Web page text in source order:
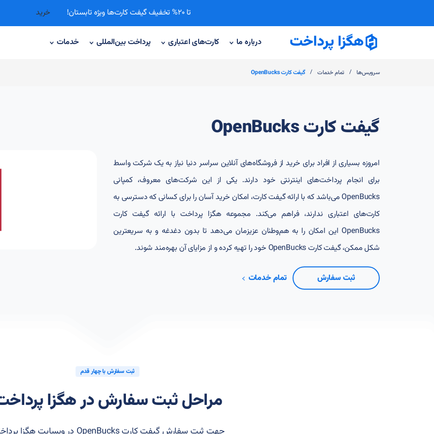
تا 20% تخفیف گیفت کارت‌ها ویژه تابستان! خرید
درباره ما کارت‌های اعتباری پرداخت‌ بین‌المللی خدمات
سرویس‌ها / تمام خدمات / گیفت کارت OpenBucks
گیفت کارت OpenBucks
امروزه بسیاری از افراد برای خرید از فروشگاه‌های آنلاین سراسر دنیا نیاز به یک شرکت واسط
برای انجام پرداخت‌های اینترنتی خود دارند. یکی از این شرکت‌های معروف، کمپانی
OpenBucks می‌باشد که با ارائه گیفت کارت، امکان خرید آسان را برای کسانی که دسترسی به
کارت‌های اعتباری ندارند، فراهم می‌کند. مجموعه هگزا پرداخت با ارائه گیفت کارت
OpenBucks این امکان را به هم‌وطنان عزیزمان می‌دهد تا بدون دغدغه و به سریعترین
شکل ممکن، گیفت کارت OpenBucks خود را تهیه کرده و از مزایای آن بهره‌مند شوند.
ثبت سفارش تمام خدمات
ثبت سفارش با چهار قدم
مراحل ثبت سفارش در هگزا